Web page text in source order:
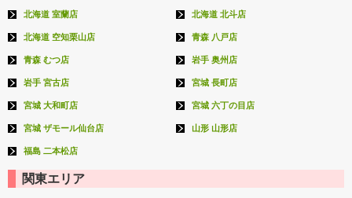
北海道 室蘭店 北海道 北斗店
北海道 空知栗山店 青森 八戸店
青森 むつ店 岩手 奥州店
岩手 宮古店 宮城 長町店
宮城 大和町店 宮城 六丁の目店
宮城 ザモール仙台店 山形 山形店
福島 二本松店
関東エリア